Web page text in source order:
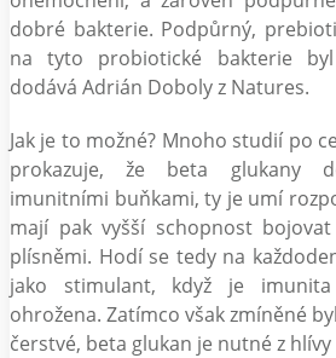
dobré bakterie. Podpůrný,
na tyto probiotické bakterie byl
dodává Adrián Doboly z Natures.
Jak je to možné? Mnoho studií po
prokazuje, že beta glukany
imunitními buňkami, ty je umí
mají pak vyšší schopnost
plísněmi. Hodí se tedy na
jako stimulant, když je
ohrožena. Zatímco však zmíněné
čerstvé, beta glukan je nutné z